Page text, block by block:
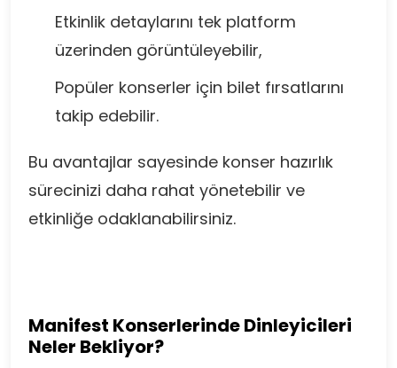
Etkinlik detaylarını tek platform
üzerinden görüntüleyebilir,
Popüler konserler için bilet fırsatlarını
takip edebilir.
Bu avantajlar sayesinde konser hazırlık
sürecinizi daha rahat yönetebilir ve
etkinliğe odaklanabilirsiniz.
Manifest Konserlerinde Dinleyicileri
Neler Bekliyor?